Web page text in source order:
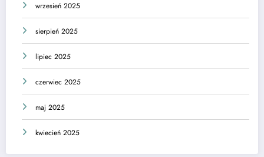
wrzesień 2025
sierpień 2025
lipiec 2025
czerwiec 2025
maj 2025
kwiecień 2025